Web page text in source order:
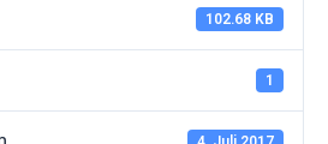
102.68 KB
1